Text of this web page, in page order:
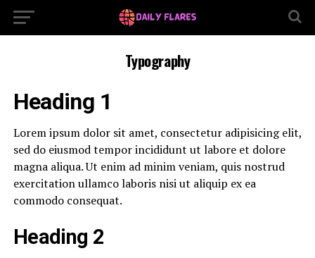
Typography
Heading 1
Lorem ipsum dolor sit amet, consectetur adipisicing elit,
sed do eiusmod tempor incididunt ut labore et dolore
magna aliqua. Ut enim ad minim veniam, quis nostrud
exercitation ullamco laboris nisi ut aliquip ex ea
commodo consequat.
Heading 2